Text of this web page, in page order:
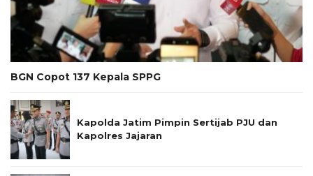
BGN Copot 137 Kepala SPPG
Kapolda Jatim Pimpin Sertijab PJU dan
Kapolres Jajaran